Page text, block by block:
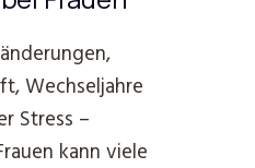
Wechseljahre
Stress –
kann viele